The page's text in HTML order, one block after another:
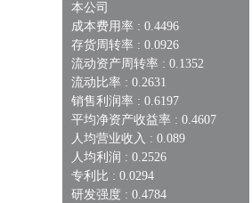
本公司
成本费用率 : 0.4496
存货周转率 : 0.0926
流动资产周转率 : 0.1352
流动比率 : 0.2631
销售利润率 : 0.6197
平均净资产收益率 : 0.4607
人均营业收入 : 0.089
人均利润 : 0.2526
专利比 : 0.0294
研发强度 : 0.4784